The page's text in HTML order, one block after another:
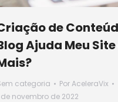
de
Ajuda Meu
categoria PorAceleraVix
de novembro de 2022